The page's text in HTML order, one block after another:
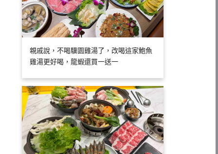
親戚說，不喝驥園雞湯了，改喝這家鮑魚
雞湯更好喝，龍蝦還買一送一